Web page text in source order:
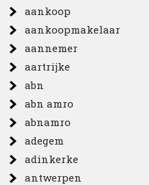
aankoop
aankoopmakelaar
aannemer
aartrijke
abn
abn amro
abnamro
adegem
adinkerke
antwerpen